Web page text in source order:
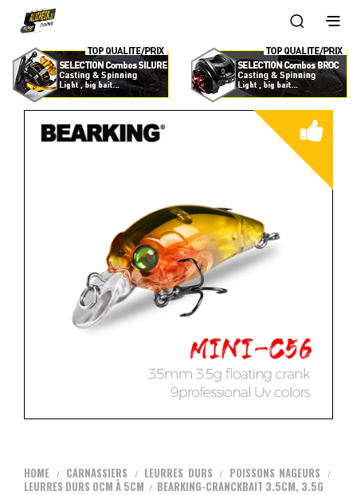
HOME / CARNASSIERS / LEURRES DURS / POISSONS NAGEURS /
LEURRES DURS 0CM À 5CM / BEARKING-CRANCKBAIT 3.5CM, 3.5G